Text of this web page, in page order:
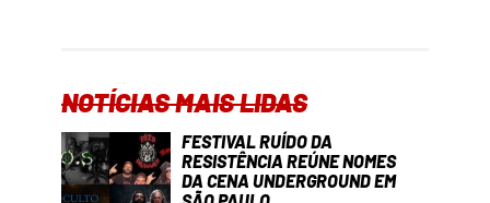
NOTÍCIAS MAIS LIDAS
FESTIVAL RUÍDO DA
RESISTÊNCIA REÚNE NOMES
DA CENA UNDERGROUND EM